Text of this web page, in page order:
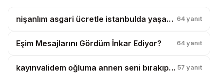
nişanlım asgari ücretle istanbulda yaşamak istiyor ben delirmek üzereyim? 64 yanıt
Eşim Mesajlarını Gördüm İnkar Ediyor? 64 yanıt
kayınvalidem oğluma annen seni bırakıp işe gidiyor demiş, çocuk artık benden kopmuyor? 57 yanıt